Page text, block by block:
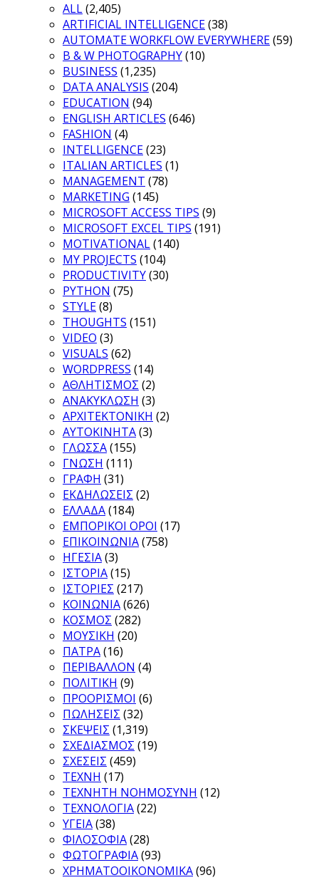
ALL(2,405)
ARTIFICIAL INTELLIGENCE(38)
AUTOMATE WORKFLOW EVERYWHERE(59)
B & W PHOTOGRAPHY(10)
BUSINESS (1,235)
DATA ANALYSIS (204)
EDUCATION (94)
ENGLISH ARTICLES (646)
FASHION (4)
INTELLIGENCE(23)
ITALIAN ARTICLES (1)
MANAGEMENT (78)
MARKETING (145)
MICROSOFT ACCESS TIPS (9)
MICROSOFT EXCEL TIPS (191)
MOTIVATIONAL(140)
MY PROJECTS (104)
PRODUCTIVITY(30)
PYTHON (75)
STYLE(8)
THOUGHTS (151)
VIDEO (3)
VISUALS (62)
WORDPRESS (14)
ΑΘΛΗΤΙΣΜΟΣ (2)
ΑΝΑΚΥΚΛΩΣΗ (3)
ΑΡΧΙΤΕΚΤΟΝΙΚΗ (2)
ΑΥΤΟΚΙΝΗΤΑ(3)
ΓΛΩΣΣΑ(155)
ΓΝΩΣΗ (111)
ΓΡΑΦΗ (31)
ΕΚΔΗΛΩΣΕΙΣ (2)
ΕΛΛΑΔΑ(184)
ΕΜΠΟΡΙΚΟΙ ΟΡΟΙ (17)
ΕΠΙΚΟΙΝΩΝΙΑ(758)
ΗΓΕΣΙΑ(3)
ΙΣΤΟΡΙΑ(15)
ΙΣΤΟΡΙΕΣ (217)
ΚΟΙΝΩΝΙΑ(626)
ΚΟΣΜΟΣ (282)
ΜΟΥΣΙΚΗ (20)
ΠΑΤΡΑ(16)
ΠΕΡΙΒΑΛΛΟΝ (4)
ΠΟΛΙΤΙΚΗ (9)
ΠΡΟΟΡΙΣΜΟΙ (6)
ΠΩΛΗΣΕΙΣ (32)
ΣΚΕΨΕΙΣ (1,319)
ΣΧΕΔΙΑΣΜΟΣ (19)
ΣΧΕΣΕΙΣ (459)
ΤΕΧΝΗ (17)
ΤΕΧΝΗΤΗ ΝΟΗΜΟΣΥΝΗ (12)
ΤΕΧΝΟΛΟΓΙΑ(22)
ΥΓΕΙΑ(38)
ΦΙΛΟΣΟΦΙΑ(28)
ΦΩΤΟΓΡΑΦΙΑ(93)
ΧΡΗΜΑΤΟΟΙΚΟΝΟΜΙΚΑ(96)